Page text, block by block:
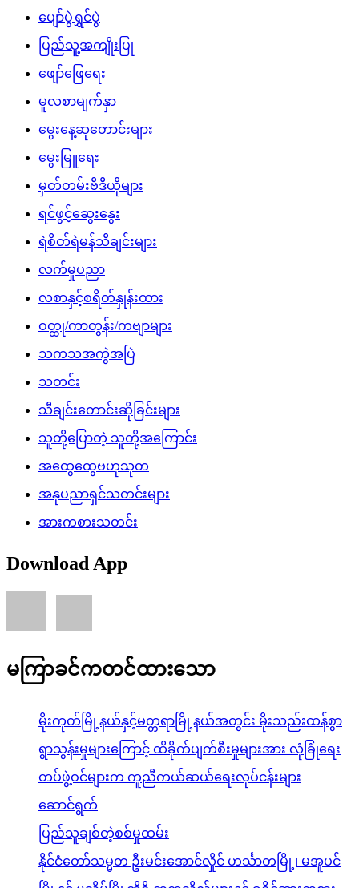
ပျော်ပွဲရွှင်ပွဲ
ပြည်သူ့အကျိုးပြု
ဖျော်ဖြေရေး
မူလစာမျက်နှာ
မွေးနေ့ဆုတောင်းများ
မွေးမြူရေး
မှတ်တမ်းဗီဒီယိုများ
ရင်ဖွင့်ဆွေးနွေး
ရဲစိတ်ရဲမန်သီချင်းများ
လက်မှုပညာ
လစာနှင့်စရိတ်နှုန်းထား
ဝတ္ထု/ကာတွန်း/ကဗျာများ
သကသအကွဲအပြဲ
သတင်း
သီချင်းတောင်းဆိုခြင်းများ
သူတို့ပြောတဲ့ သူတို့အကြောင်း
အထွေထွေဗဟုသုတ
အနုပညာရှင်သတင်းများ
အားကစားသတင်း
Download App
မကြာခင်ကတင်ထားသော
မိုးကုတ်မြို့နယ်နှင့်မတ္တရာမြို့နယ်အတွင်း မိုးသည်းထန်စွာ
ရွာသွန်းမှုများကြောင့် ထိခိုက်ပျက်စီးမှုများအား လုံခြုံရေး
တပ်ဖွဲ့ဝင်များက ကူညီကယ်ဆယ်ရေးလုပ်ငန်းများ
ဆောင်ရွက်
ပြည်သူချစ်တဲ့စစ်မှုထမ်း
နိုင်ငံတော်သမ္မတ ဦးမင်းအောင်လှိုင် ဟင်္သာတမြို့၊ မအူပင်